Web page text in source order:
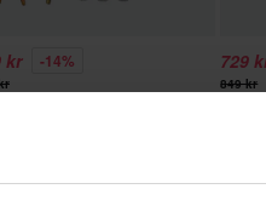
kr -14% 729
849 kr